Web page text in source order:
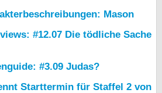
Mason
#12.07 Die tödliche Sache
#3.09 Judas?
Starttermin für Staffel 2 von